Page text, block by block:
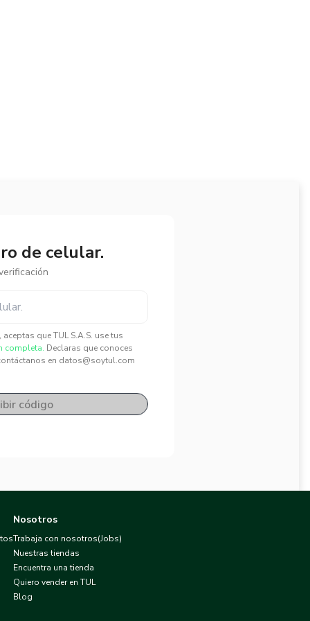
de celular.
que TUL S.A.S. use tus
completa. Declaras que conoces
en datos@soytul.com
código
Nosotros
Trabaja con nosotros(Jobs)
Nuestras tiendas
Encuentra una tienda
Quiero vender en TUL
Blog